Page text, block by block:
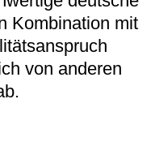
Kombination mit
von anderen